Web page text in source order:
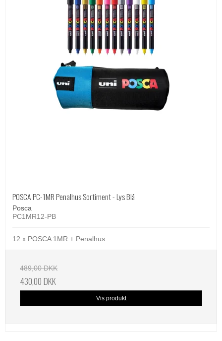
POSCA PC-1MR Penalhus Sortiment - Lys Blå
Posca
PC1MR12-PB
12 x POSCA 1MR + Penalhus
489,00 DKK
430,00 DKK
Vis produkt